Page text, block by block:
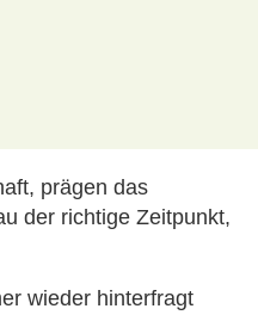
prägen das
der richtige Zeitpunkt,
wieder hinterfragt